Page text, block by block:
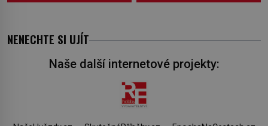
NENECHTE SI UJÍT
Naše další internetové projekty: